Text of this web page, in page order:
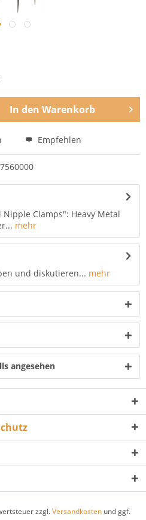
In den Warenkorb
Empfehlen
Clamps": Heavy Metal
mehr
und diskutieren... mehr
angesehen
zzgl.Versandkosten und ggf.